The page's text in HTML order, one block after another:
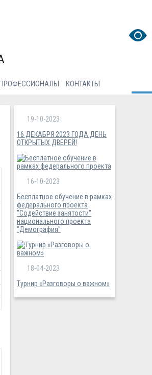
КОНТАКТЫ
19-10-2023
16 ДЕКАБРЯ 2023 ГОДА ДЕНЬ
ОТКРЫТЫХ ДВЕРЕЙ!
16-10-2023
Бесплатное обучение в рамках
федерального проекта
"Содействие занятости"
национального проекта
"Демография"
18-04-2023
Турнир «Разговоры о важном»